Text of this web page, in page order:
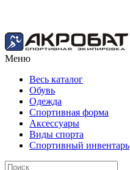
Меню
Весь каталог
Обувь
Одежда
Спортивная форма
Аксессуары
Виды спорта
Спортивный инвентарь